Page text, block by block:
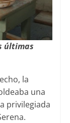
últimas
la
una
privilegiada